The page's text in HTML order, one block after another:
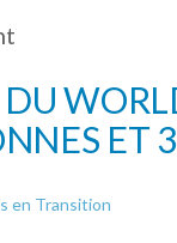
ET
en Transition